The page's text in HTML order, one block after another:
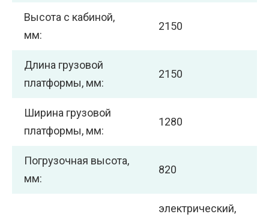
Высота с кабиной,
мм:
2150
Длина грузовой
платформы, мм:
2150
Ширина грузовой
платформы, мм:
1280
Погрузочная высота,
мм:
820
электрический,